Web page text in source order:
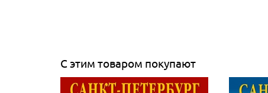
С этим товаром покупают